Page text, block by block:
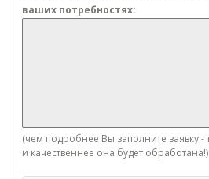
ваших потребностях:
(чем подробнее Вы заполните заявку -
и качественнее она будет обработана!)